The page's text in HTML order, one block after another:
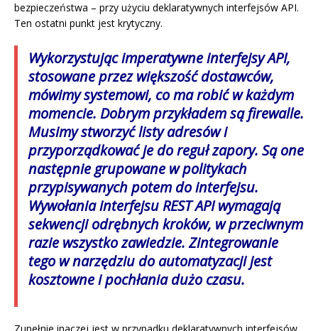
bezpieczeństwa – przy użyciu deklaratywnych interfejsów API.
Ten ostatni punkt jest krytyczny.
Wykorzystując imperatywne interfejsy API,
stosowane przez większość dostawców,
mówimy systemowi, co ma robić w każdym
momencie. Dobrym przykładem są firewalle.
Musimy stworzyć listy adresów i
przyporządkować je do reguł zapory. Są one
następnie grupowane w politykach
przypisywanych potem do interfejsu.
Wywołania interfejsu REST API wymagają
sekwencji odrębnych kroków, w przeciwnym
razie wszystko zawiedzie. Zintegrowanie
tego w narzędziu do automatyzacji jest
kosztowne i pochłania dużo czasu.